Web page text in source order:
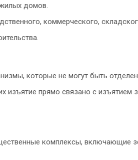
домов.
коммерческого,
которые не могут быть
изъятие прямо связано с изъятием
комплексы, включающие